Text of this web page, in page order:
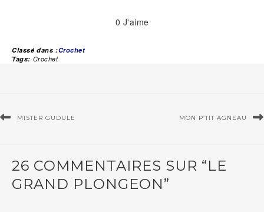
0 J'aime
Classé dans :Crochet
Tags: Crochet
MISTER GUDULE MON P’TIT AGNEAU
26 COMMENTAIRES SUR “LE
GRAND PLONGEON”